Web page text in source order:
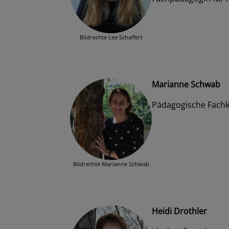
Bildrechte Lea Schaffert
Bildrechte Marianne Schwab
Marianne Schwab
Pädagogische
Heidi Drothler